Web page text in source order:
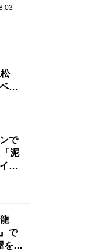
ン
で
泥
ア
で
を脱